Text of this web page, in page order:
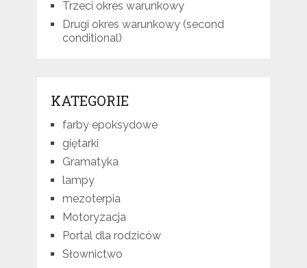
Trzeci okres warunkowy
Drugi okres warunkowy (second
conditional)
KATEGORIE
farby epoksydowe
giętarki
Gramatyka
lampy
mezoterpia
Motoryzacja
Portal dla rodziców
Słownictwo